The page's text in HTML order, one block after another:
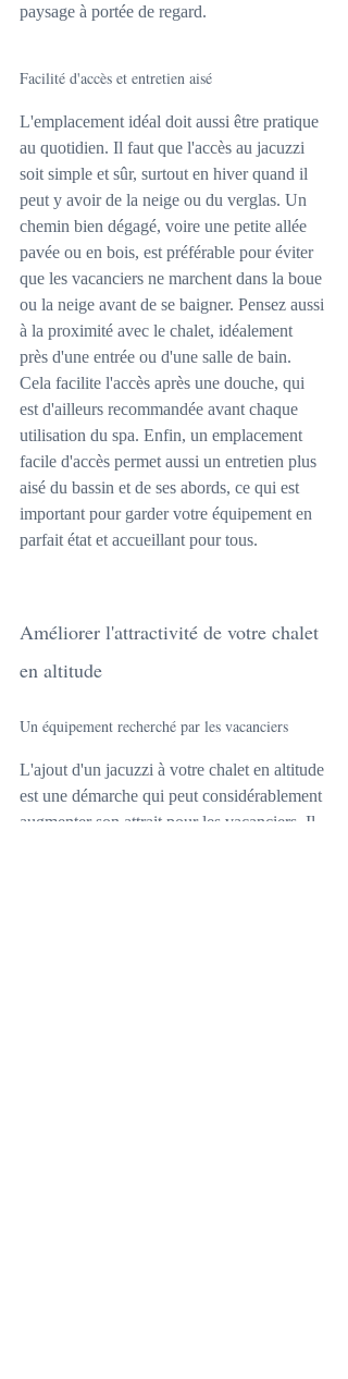
paysage à portée de regard.
Facilité d'accès et entretien aisé
L'emplacement idéal doit aussi être pratique
au quotidien. Il faut que l'accès au jacuzzi
soit simple et sûr, surtout en hiver quand il
peut y avoir de la neige ou du verglas. Un
chemin bien dégagé, voire une petite allée
pavée ou en bois, est préférable pour éviter
que les vacanciers ne marchent dans la boue
ou la neige avant de se baigner. Pensez aussi
à la proximité avec le chalet, idéalement
près d'une entrée ou d'une salle de bain.
Cela facilite l'accès après une douche, qui
est d'ailleurs recommandée avant chaque
utilisation du spa. Enfin, un emplacement
facile d'accès permet aussi un entretien plus
aisé du bassin et de ses abords, ce qui est
important pour garder votre équipement en
parfait état et accueillant pour tous.
Améliorer l'attractivité de votre chalet
en altitude
Un équipement recherché par les vacanciers
L'ajout d'un jacuzzi à votre chalet en altitude
est une démarche qui peut considérablement
augmenter son attrait pour les vacanciers. Il